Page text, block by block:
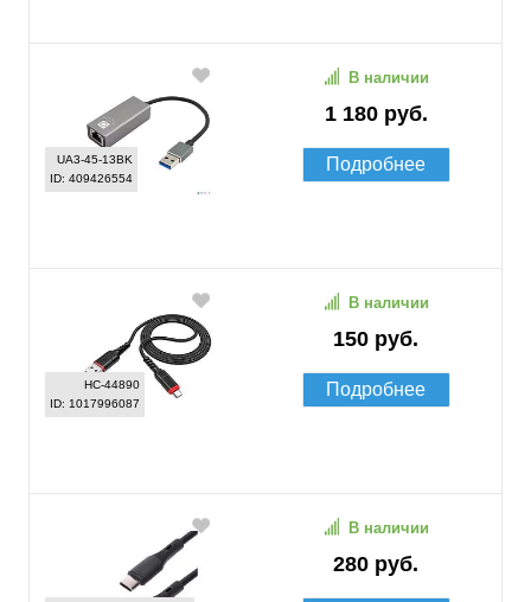
UA3-45-13BK
ID: 409426554
1 180 руб.
В наличии
Подробнее
HC-44890
ID: 1017996087
150 руб.
В наличии
Подробнее
280 руб.
В наличии